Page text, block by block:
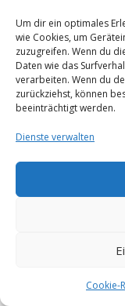
Um dir ein optimales
wie Cookies, um
zuzugreifen. Wenn du
Daten wie das
verarbeiten. Wenn du
zurückziehst, können
beeinträchtigt werden.
Dienste verwalten
Cookie-